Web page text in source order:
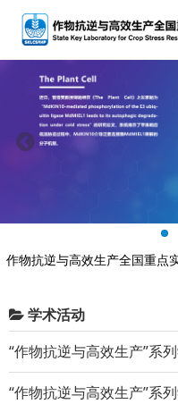
作物抗逆与高效生产全国重点
学术活动
“作物抗逆与高效生产”系
“作物抗逆与高效生产”系